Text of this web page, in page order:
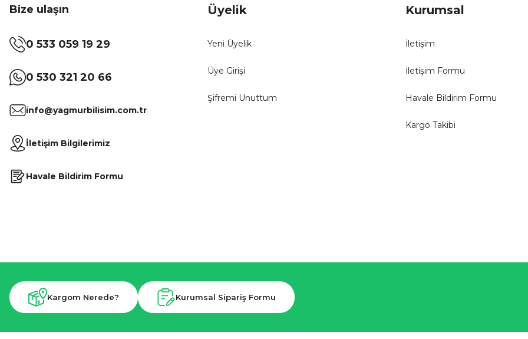
Bize ulaşın
0 533 059 19 29
0 530 321 20 66
info@yagmurbilisim.com.tr
İletişim Bilgilerimiz
Havale Bildirim Formu
Üyelik
Yeni Üyelik
Üye Girişi
Şifremi Unuttum
Kurumsal
İletişim
İletişim Formu
Havale Bildirim Formu
Kargo Takibi
Kargom Nerede? Kurumsal Sipariş Formu